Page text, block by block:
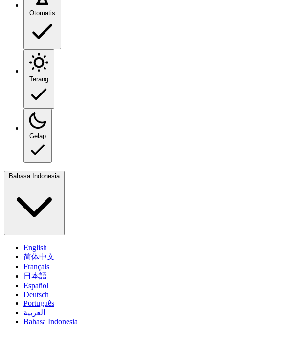
Otomatis
Terang
Gelap
Bahasa Indonesia
English
简体中文
Français
日本語
Español
Deutsch
Português
العربية
Bahasa Indonesia